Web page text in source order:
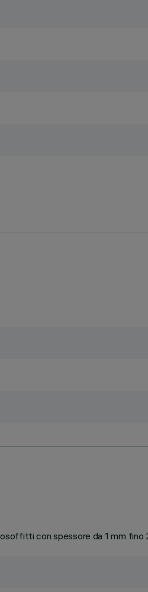
con spessore da 1 mm fino